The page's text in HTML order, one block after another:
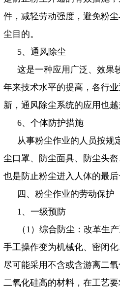
件，减轻劳动强度，避免粉
尘目的。
5、通风除尘
这是一种应用广泛、效果
年来技术水平的提高，各行
新，通风除尘系统的应用也越
6、个体防护措施
从事粉尘作业的人员按规
尘口罩、防尘面具、防尘头
也是防止粉尘进入人体的最后
四、粉尘作业的劳动保护
1、一级预防
（ 1 ）综合防尘：改革生
手工操作变为机械化、密闭
尽可能采用不含或含游离二
二氧化硅高的材料，在工艺